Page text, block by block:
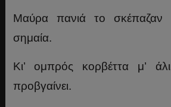
Μαύρα πανιά το σκέπαζαν
σημαία.
Κι’ ομπρός κορβέττα μ’
προβγαίνει.